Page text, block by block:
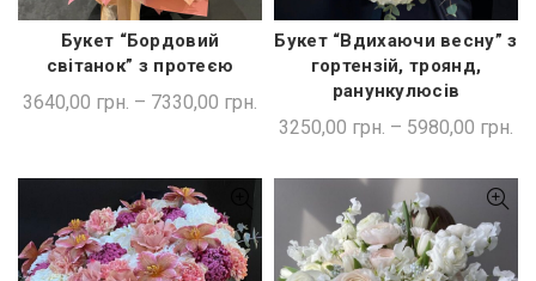
ШВИДКА ПОКУПКА
Букет “Бордовий
світанок” з протеєю
3640,00 грн. – 7330,00 грн.
ШВИДКА ПОКУПКА
Букет “Вдихаючи весну” з
гортензій, троянд,
ранункулюсів
3250,00 грн. – 5980,00 грн.